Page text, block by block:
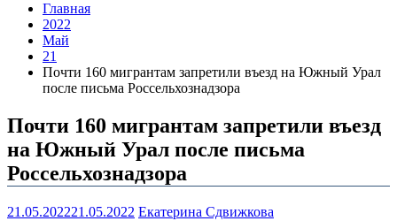
Главная
2022
Май
21
Почти 160 мигрантам запретили въезд на Южный Урал
после письма Россельхознадзора
Почти 160 мигрантам запретили въезд
на Южный Урал после письма
Россельхознадзора
21.05.202221.05.2022 Екатерина Сдвижкова